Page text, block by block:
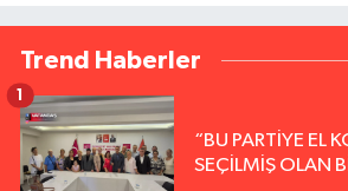
Trend Haberler
“BU PARTİYE EL
SEÇİLMİŞ OLAN
1